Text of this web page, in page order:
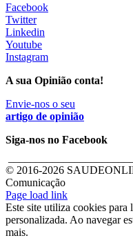
Facebook
Twitter
Linkedin
Youtube
Instagram
A sua Opinião conta!
Envie-nos o seu
artigo de opinião
Siga-nos no Facebook
© 2016-2026
Comunicação
Page load link
Este site utiliza cookies para
personalizada. Ao navegar
mais.